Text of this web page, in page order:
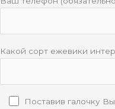
Какой сорт ежевики
Поставив галочку